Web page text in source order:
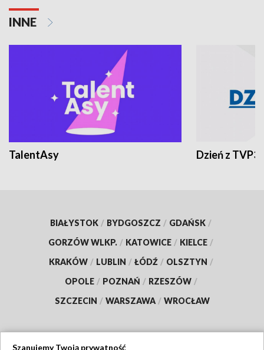
INNE
TalentAsy Dzień z TVP3
BIAŁYSTOK / BYDGOSZCZ / GDAŃSK /
GORZÓW WLKP. / KATOWICE / KIELCE /
KRAKÓW / LUBLIN / ŁÓDŹ / OLSZTYN /
OPOLE / POZNAŃ / RZESZÓW /
SZCZECIN / WARSZAWA / WROCŁAW
Szanujemy Twoją prywatność